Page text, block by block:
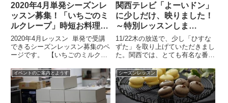
2020年4月単発シーズンレ
ッスン募集！「いちごのミ
ルクレープ」時短お料理レ
ッスンは、「リゾット」/
大阪お菓子教室ひすなずた
2020年4月レッスン 単発で受講
できるシーズンレッスン募集のペ
ージです。 【いちごのミルクレ
に、いちごのクリームと いちご
ジャム、そしてカリカリのナッ
ツ。全部作りましょう。 盛沢山
ですが、実はシンプルなレ...
関西テレビ「よーいドン」
に少しだけ、映りました！
～特別レッスンしま
す！’よーいドンで撮影し
た「ベリーのカトルカー
ル」を特別価格～
11/22木の放送で、少し「ひすな
ずた」を取り上げていただきまし
た。関西では、とても有名な番組
って、お話しをしました。上手で
すよね。お話しを聞いてくださる
のが。入ってきましたよー。ひす
なずたの入り口です。フラッ...
イベントのご案内とようす シーズンレッスン